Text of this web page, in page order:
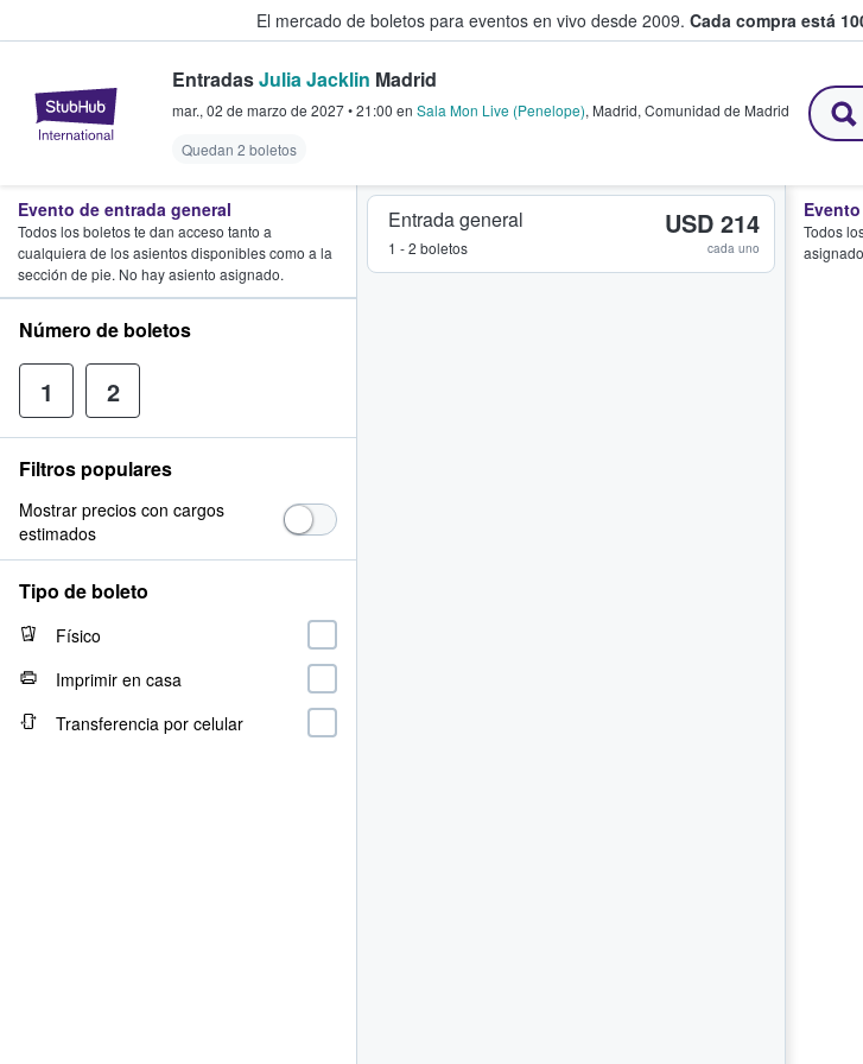
El mercado de boletos para eventos en vivo desde 2009. Cada compra está
StubHub: donde los fans compran y venden boletos
EntradasJulia Jacklin Madrid
mar., 02 de marzo de 2027•21:00 en Sala Mon Live (Penelope), Madrid, Comunidad de Madrid
Quedan 2 boletos
Entrada general
1 - 2 boletos
USD 214
cada uno
Todos
Evento de entrada general
Todos los boletos te dan acceso tanto a
cualquiera de los asientos disponibles como a la
sección de pie. No hay asiento asignado.
Número de boletos
1 2
Filtros populares
Mostrar precios con cargos
estimados
Tipo de boleto
Físico
Imprimir en casa
Transferencia por celular